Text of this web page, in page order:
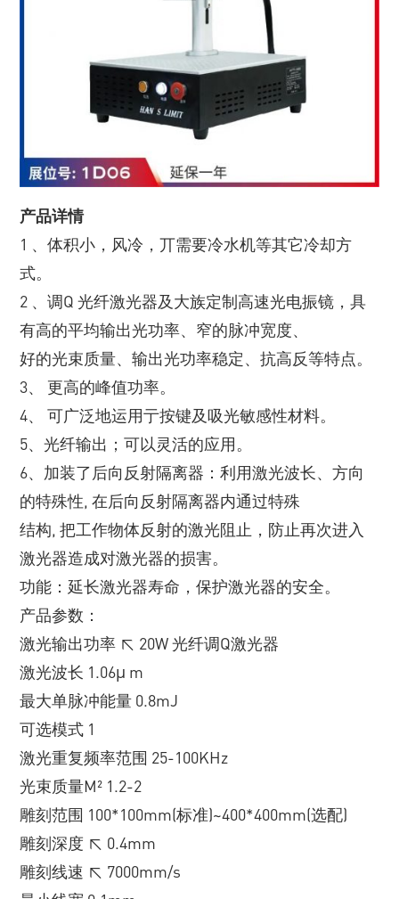
产品详情
1 、体积小，风冷，丌需要冷水机等其它冷却方
式。
2 、调Q 光纤激光器及大族定制高速光电振镜，具
有高的平均输出光功率、窄的脉冲宽度、
好的光束质量、输出光功率稳定、抗高反等特点。
3、 更高的峰值功率。
4、 可广泛地运用亍按键及吸光敏感性材料。
5、光纤输出；可以灵活的应用。
6、加装了后向反射隔离器：利用激光波长、方向
的特殊性, 在后向反射隔离器内通过特殊
结构, 把工作物体反射的激光阻止，防止再次进入
激光器造成对激光器的损害。
功能：延长激光器寿命，保护激光器的安全。
产品参数：
激光输出功率 ≤ 20W 光纤调Q激光器
激光波长 1.06μ m
最大单脉冲能量 0.8mJ
可选模式 1
激光重复频率范围 25-100KHz
光束质量M² 1.2-2
雕刻范围 100*100mm(标准)~400*400mm(选配)
雕刻深度 ≤ 0.4mm
雕刻线速 ≤ 7000mm/s